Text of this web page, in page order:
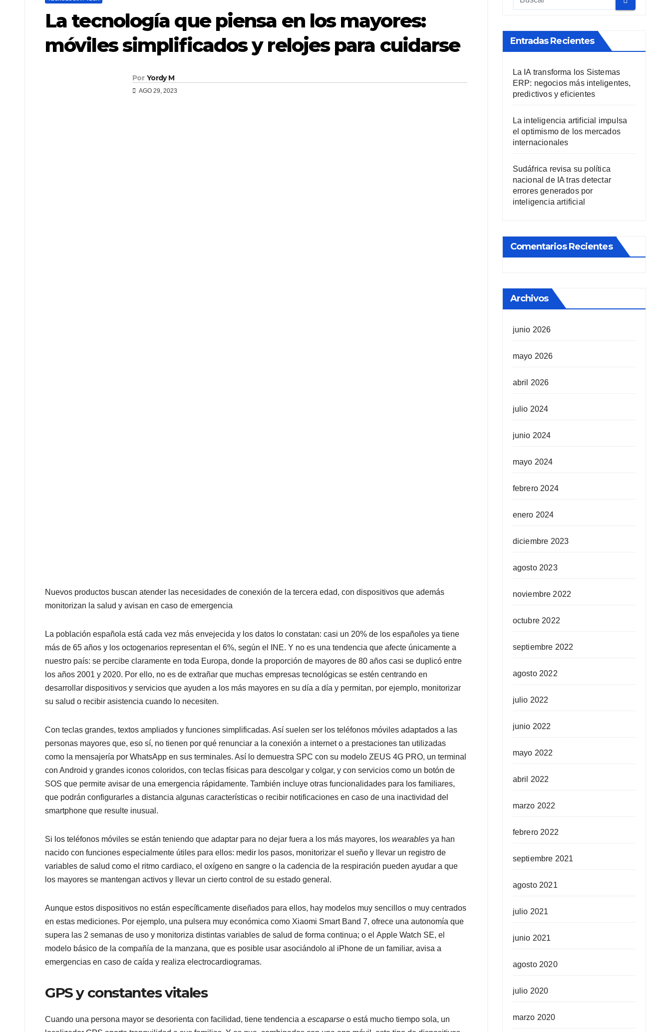
La tecnología que piensa en los mayores:
móviles simplificados y relojes para cuidarse
Por Yordy M
AGO 29, 2023
Nuevos productos buscan atender las necesidades de conexión de la tercera edad, con dispositivos que además
monitorizan la salud y avisan en caso de emergencia
La población española está cada vez más envejecida y los datos lo constatan: casi un 20% de los españoles ya tiene
más de 65 años y los octogenarios representan el 6%, según el INE. Y no es una tendencia que afecte únicamente a
nuestro país: se percibe claramente en toda Europa, donde la proporción de mayores de 80 años casi se duplicó entre
los años 2001 y 2020. Por ello, no es de extrañar que muchas empresas tecnológicas se estén centrando en
desarrollar dispositivos y servicios que ayuden a los más mayores en su día a día y permitan, por ejemplo, monitorizar
su salud o recibir asistencia cuando lo necesiten.
Con teclas grandes, textos ampliados y funciones simplificadas. Así suelen ser los teléfonos móviles adaptados a las
personas mayores que, eso sí, no tienen por qué renunciar a la conexión a internet o a prestaciones tan utilizadas
como la mensajería por WhatsApp en sus terminales. Así lo demuestra SPC con su modelo ZEUS 4G PRO, un terminal
con Android y grandes iconos coloridos, con teclas físicas para descolgar y colgar, y con servicios como un botón de
SOS que permite avisar de una emergencia rápidamente. También incluye otras funcionalidades para los familiares,
que podrán configurarles a distancia algunas características o recibir notificaciones en caso de una inactividad del
smartphone que resulte inusual.
Si los teléfonos móviles se están teniendo que adaptar para no dejar fuera a los más mayores, los wearables ya han
nacido con funciones especialmente útiles para ellos: medir los pasos, monitorizar el sueño y llevar un registro de
variables de salud como el ritmo cardiaco, el oxígeno en sangre o la cadencia de la respiración pueden ayudar a que
los mayores se mantengan activos y llevar un cierto control de su estado general.
Aunque estos dispositivos no están específicamente diseñados para ellos, hay modelos muy sencillos o muy centrados
en estas mediciones. Por ejemplo, una pulsera muy económica como Xiaomi Smart Band 7, ofrece una autonomía que
supera las 2 semanas de uso y monitoriza distintas variables de salud de forma continua; o el Apple Watch SE, el
modelo básico de la compañía de la manzana, que es posible usar asociándolo al iPhone de un familiar, avisa a
emergencias en caso de caída y realiza electrocardiogramas.
GPS y constantes vitales
Cuando una persona mayor se desorienta con facilidad, tiene tendencia a escaparse o está mucho tiempo sola, un
Entradas Recientes
La IA transforma los Sistemas
ERP: negocios más inteligentes,
predictivos y eficientes
La inteligencia artificial impulsa
el optimismo de los mercados
internacionales
Sudáfrica revisa su política
nacional de IA tras detectar
errores generados por
inteligencia artificial
Comentarios Recientes
Archivos
junio 2026
mayo 2026
abril 2026
julio 2024
junio 2024
mayo 2024
febrero 2024
enero 2024
diciembre 2023
agosto 2023
noviembre 2022
octubre 2022
septiembre 2022
agosto 2022
julio 2022
junio 2022
mayo 2022
abril 2022
marzo 2022
febrero 2022
septiembre 2021
agosto 2021
julio 2021
junio 2021
agosto 2020
julio 2020
marzo 2020